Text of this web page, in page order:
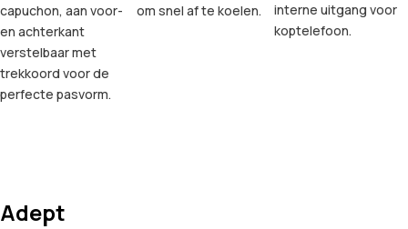
capuchon, aan voor-
en achterkant
verstelbaar met
trekkoord voor de
perfecte pasvorm.
om snel af te koelen.
interne uitgang voor
koptelefoon.
Adept